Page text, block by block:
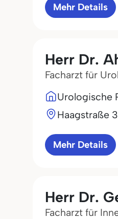
Mehr Details
Herr Dr.
Facharzt für
Urologische
Haagstraße
Mehr Details
Herr Dr.
Facharzt für